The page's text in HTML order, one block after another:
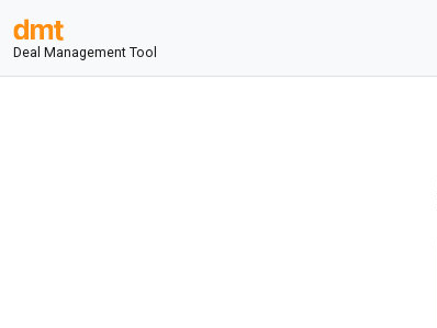
Deal Management Tool